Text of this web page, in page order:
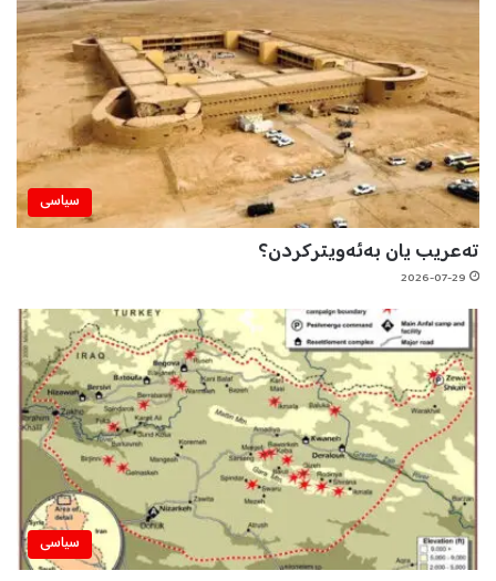
سیاسی
تەعریب یان بەئەویترکردن؟
2026-07-29
سیاسی